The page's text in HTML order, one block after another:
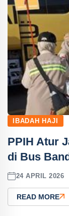
IBADAH HAJI
PPIH Atur
di Bus
24 APRIL 2026
READ MORE